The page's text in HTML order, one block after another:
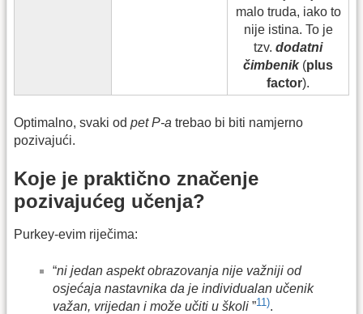
malo truda, iako to
nije istina. To je
tzv. dodatni
čimbenik(plus
factor).
Optimalno, svaki od pet P-a trebao bi biti namjerno
pozivajući.
Koje je praktično značenje
pozivajućeg učenja?
Purkey-evim riječima:
“ni jedan aspekt obrazovanja nije važniji od
osjećaja nastavnika da je individualan učenik
važan, vrijedan i može učiti u školi ”11).